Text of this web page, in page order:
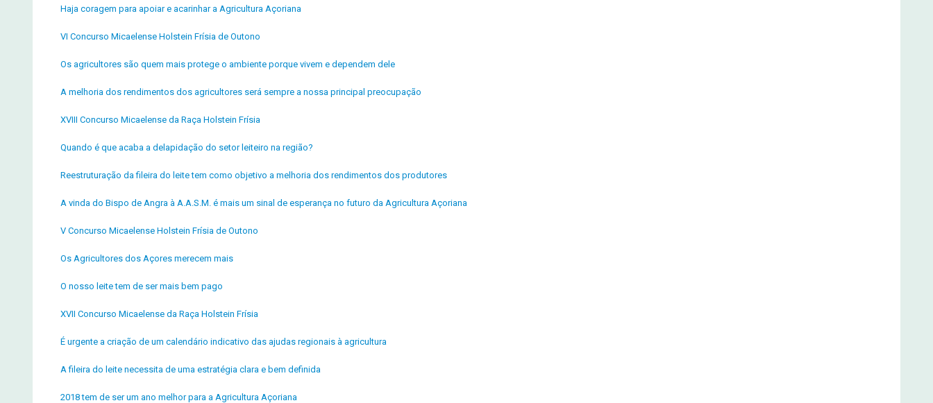
Haja coragem para apoiar e acarinhar a Agricultura Açoriana
VI Concurso Micaelense Holstein Frísia de Outono
Os agricultores são quem mais protege o ambiente porque vivem e dependem dele
A melhoria dos rendimentos dos agricultores será sempre a nossa principal preocupação
XVIII Concurso Micaelense da Raça Holstein Frísia
Quando é que acaba a delapidação do setor leiteiro na região?
Reestruturação da fileira do leite tem como objetivo a melhoria dos rendimentos dos produtores
A vinda do Bispo de Angra à A.A.S.M. é mais um sinal de esperança no futuro da Agricultura Açoriana
V Concurso Micaelense Holstein Frísia de Outono
Os Agricultores dos Açores merecem mais
O nosso leite tem de ser mais bem pago
XVII Concurso Micaelense da Raça Holstein Frísia
É urgente a criação de um calendário indicativo das ajudas regionais à agricultura
A fileira do leite necessita de uma estratégia clara e bem definida
2018 tem de ser um ano melhor para a Agricultura Açoriana